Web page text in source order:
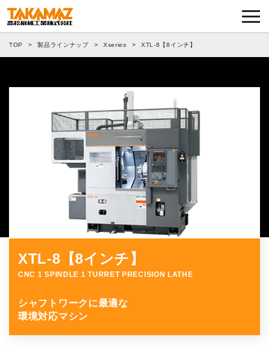
各種お問い合わせ・部品注文
採用に関してはこちらから
展示会・イベント
株主・投資家情報
サステナビリティ
TOP > 製品ラインナップ > Xseries > XTL-8【8インチ】
XTL-8【8インチ】
CNC 1 SPINDLE 1 TURRET PRECISION LATHE
シャフトワークに最適な
環境対応マシン